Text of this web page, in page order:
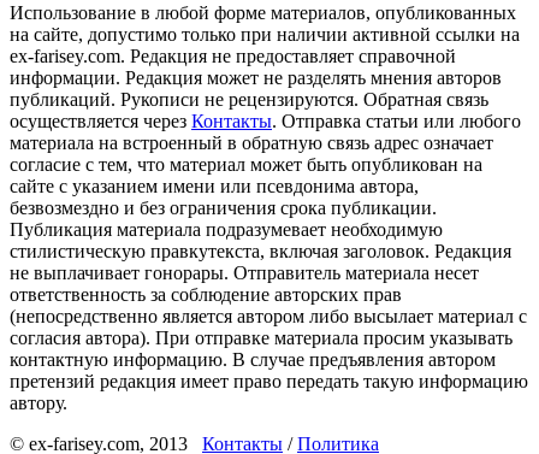
Использование в любой форме материалов, опубликованных
на сайте, допустимо только при наличии активной ссылки на
ex-farisey.com. Редакция не предоставляет справочной
информации. Редакция может не разделять мнения авторов
публикаций. Рукописи не рецензируются. Обратная связь
осуществляется через Контакты. Отправка статьи или любого
материала на встроенный в обратную связь адрес означает
согласие с тем, что материал может быть опубликован на
сайте с указанием имени или псевдонима автора,
безвозмездно и без ограничения срока публикации.
Публикация материала подразумевает необходимую
стилистическую правкутекста, включая заголовок. Редакция
не выплачивает гонорары. Отправитель материала несет
ответственность за соблюдение авторских прав
(непосредственно является автором либо высылает материал с
согласия автора). При отправке материала просим указывать
контактную информацию. В случае предъявления автором
претензий редакция имеет право передать такую информацию
автору.
© ex-farisey.com, 2013 Контакты /Политика